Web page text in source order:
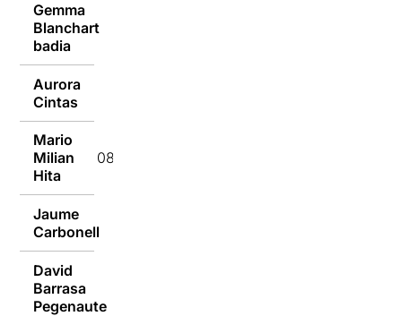
Gemma
Blanchart
badia
Aurora
Cintas
Mario
Milian
Hita
08/09/2014
Jaume
Carbonell
David
Barrasa
Pegenaute